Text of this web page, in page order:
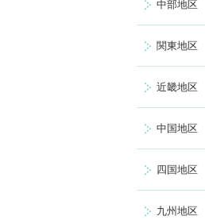
中部地区
関東地区
近畿地区
中国地区
四国地区
九州地区